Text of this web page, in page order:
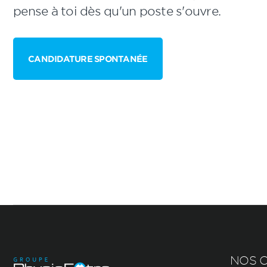
pense à toi dès qu'un poste s'ouvre.
CANDIDATURE SPONTANÉE
NOS